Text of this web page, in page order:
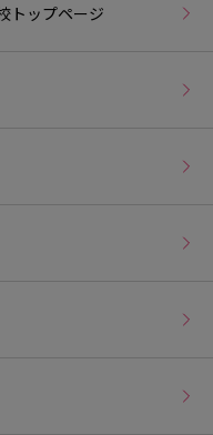
トップページ